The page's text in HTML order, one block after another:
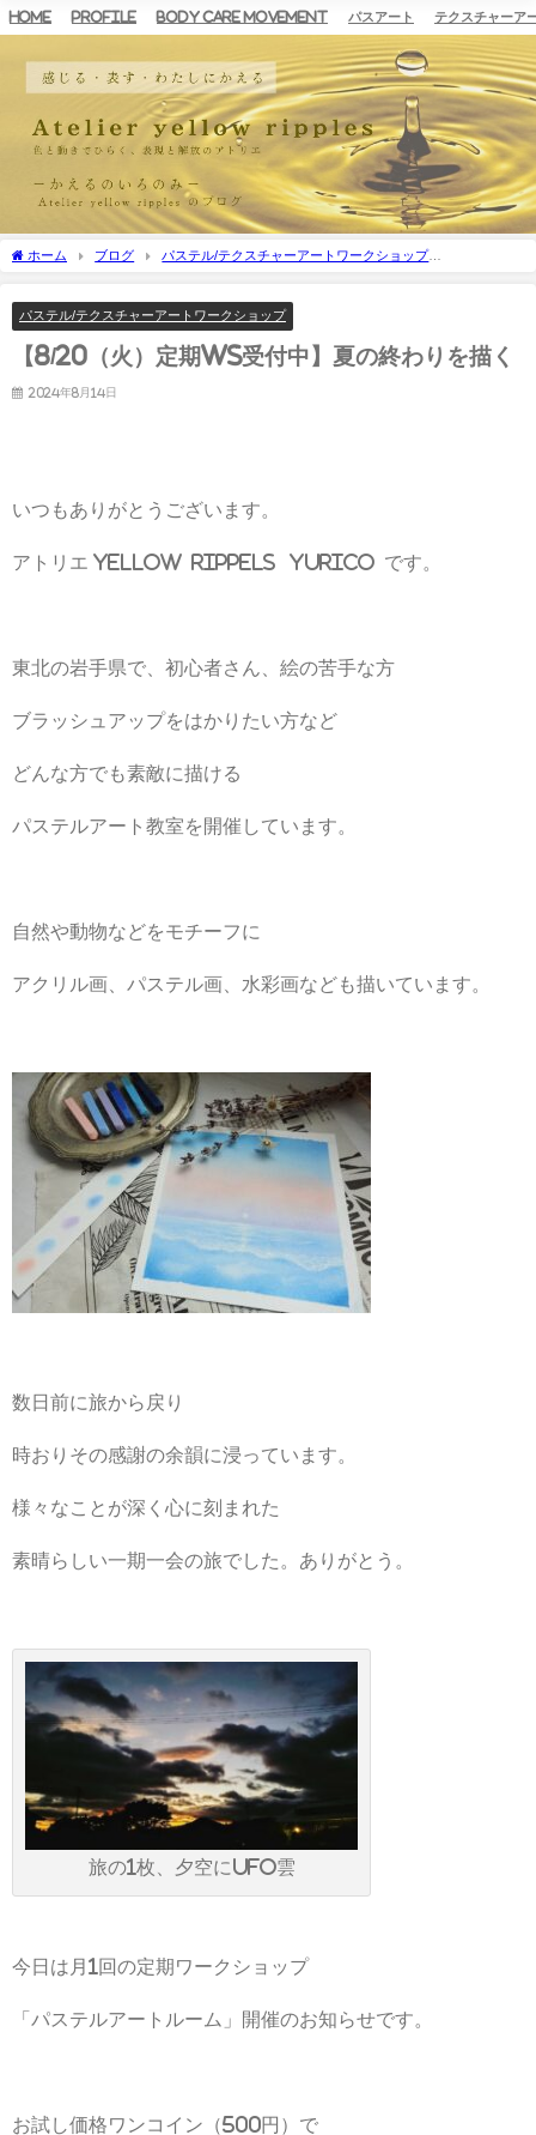
HOME Profile Body Care Movement パスアート テクスチャーア
ホーム ブログ
パステル/テクスチャーアートワークショップ
パステル/テクスチャーアートワークショップ
【8/20（火）定期WS受付中】夏の終わりを描く
2024年8月14日
いつもありがとうございます。
アトリエ yellow rippels yurico です。
東北の岩手県で、初心者さん、絵の苦手な方
ブラッシュアップをはかりたい方など
どんな方でも素敵に描ける
パステルアート教室を開催しています。
自然や動物などをモチーフに
アクリル画、パステル画、水彩画なども描いています。
数日前に旅から戻り
時おりその感謝の余韻に浸っています。
様々なことが深く心に刻まれた
素晴らしい一期一会の旅でした。ありがとう。
旅の1枚、夕空にUFO雲
今日は月1回の定期ワークショップ
「パステルアートルーム」開催のお知らせです。
お試し価格ワンコイン（500円）で